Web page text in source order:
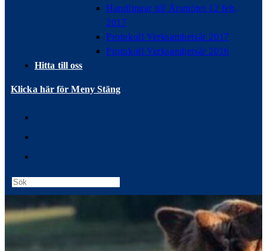
Handlingar till Årsmötet 12 feb,
2017
Protokoll Verksamhetsår 2017
Protokoll Verksamhetsår 2016
Hitta till oss
Klicka här för Meny Stäng
Escape
close